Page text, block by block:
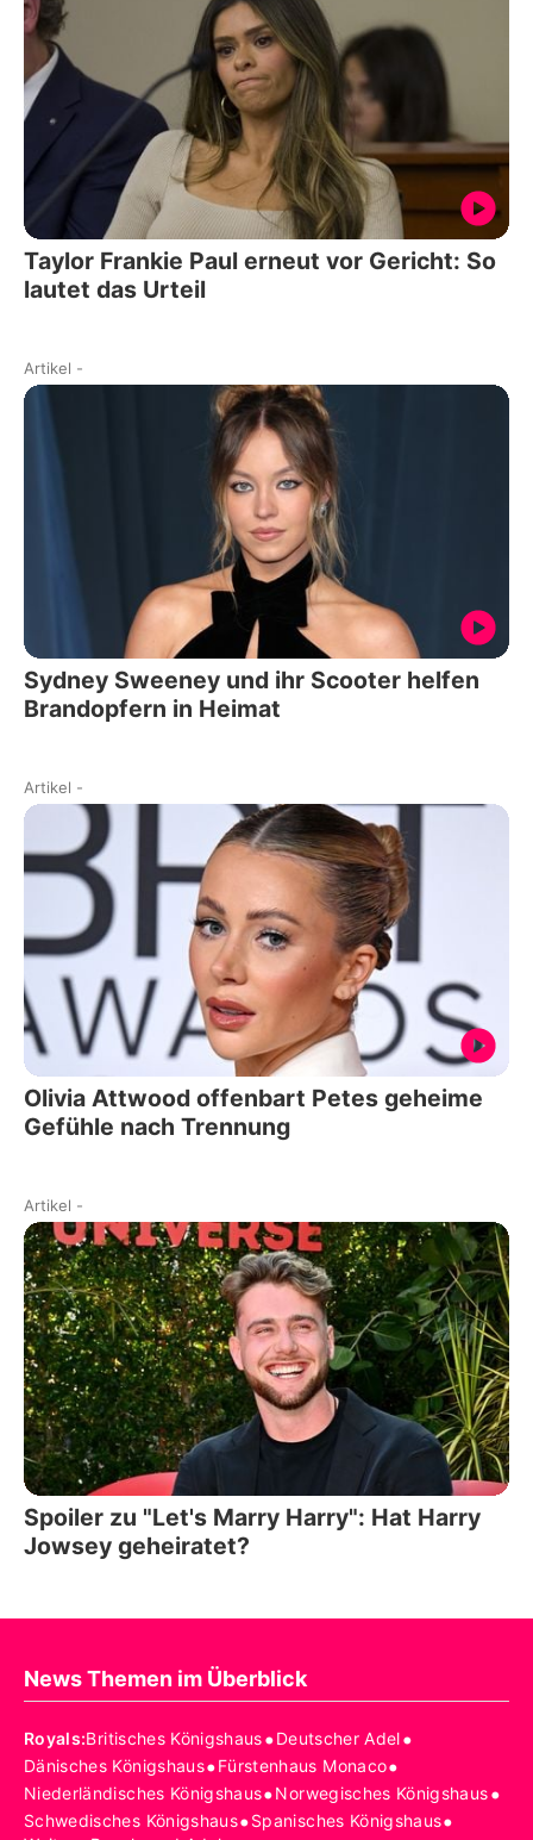
Taylor Frankie Paul erneut vor Gericht: So
lautet das Urteil
Artikel -
Sydney Sweeney und ihr Scooter helfen
Brandopfern in Heimat
Artikel -
Olivia Attwood offenbart Petes geheime
Gefühle nach Trennung
Artikel -
Spoiler zu "Let's Marry Harry": Hat Harry
Jowsey geheiratet?
News Themen im Überblick
Royals:Britisches Königshaus•Deutscher Adel•
Dänisches Königshaus•Fürstenhaus Monaco•
Niederländisches Königshaus•Norwegisches Königshaus•
Schwedisches Königshaus•Spanisches Königshaus•